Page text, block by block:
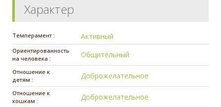
Характер
Темперамент : Активный
Ориентированность
на человека :
Общительный
Отношение к
детям :
Доброжелательное
Отношение к
кошкам :
Доброжелательное